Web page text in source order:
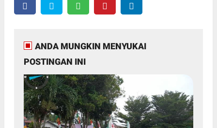
ANDA MUNGKIN MENYUKAI
POSTINGAN INI